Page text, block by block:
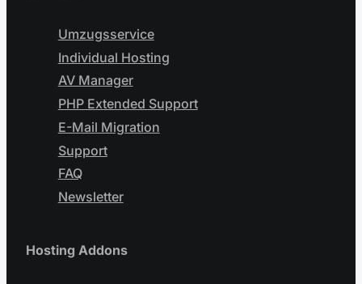
Umzugsservice
Individual Hosting
AV Manager
PHP Extended Support
E-Mail Migration
Support
FAQ
Newsletter
Hosting Addons